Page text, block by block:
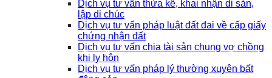
Dịch vụ tư vấn thừa kế, khai nhận di sản,
lập di chúc
Dịch vụ tư vấn pháp luật đất đai về cấp giấy
chứng nhận đất
Dịch vụ tư vấn chia tài sản chung vợ chồng
khi ly hôn
Dịch vụ tư vấn pháp lý thường xuyên bất